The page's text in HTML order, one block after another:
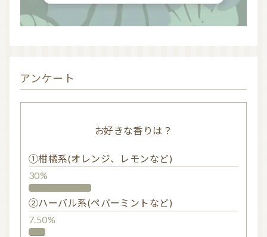
アンケート
お好きな香りは？
①柑橘系(オレンジ、レモンなど)
30%
②ハーバル系(ペパーミントなど)
7.50%